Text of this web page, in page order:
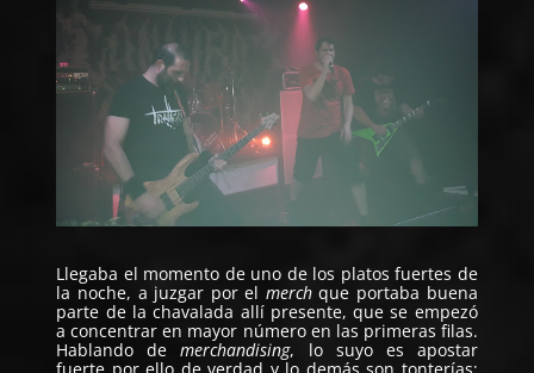
Llegaba el momento de uno de los platos fuertes de
la noche, a juzgar por el merchque portaba buena
parte de la chavalada allí presente, que se empezó
a concentrar en mayor número en las primeras filas.
Hablando demerchandising, lo suyo es apostar